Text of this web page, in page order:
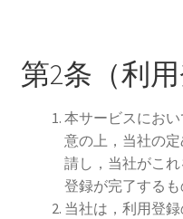
第2条（利用
本サービスにお
意の上，当社の
請し，当社がこ
登録が完了するも
当社は，利用登